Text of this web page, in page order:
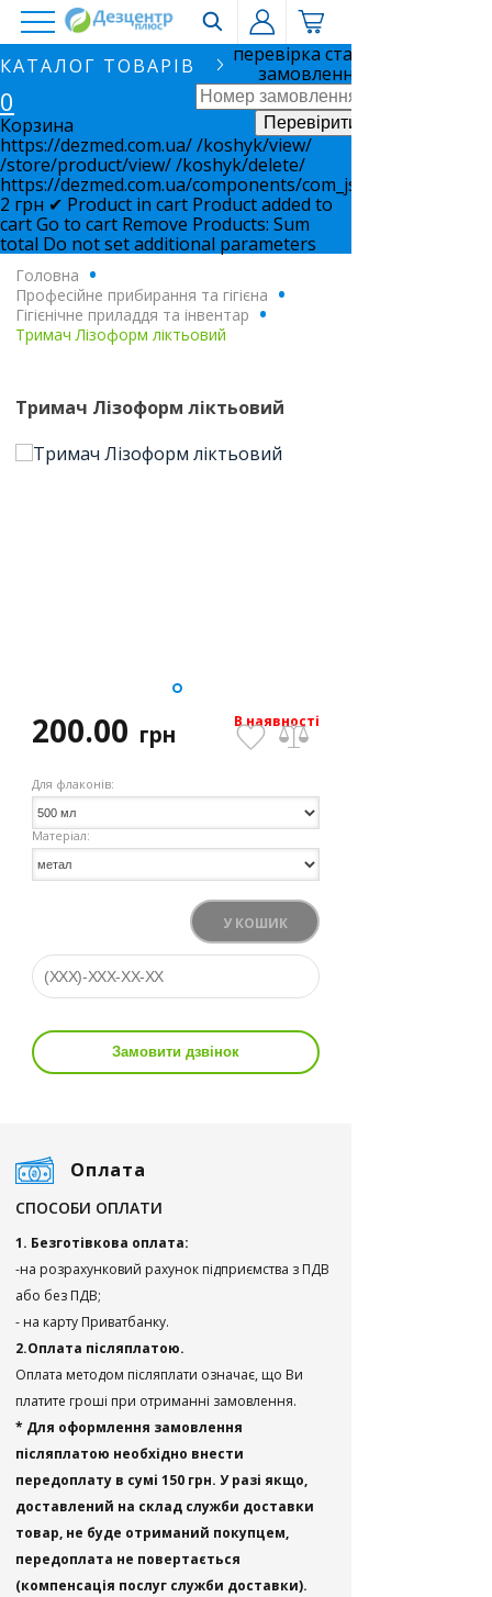
КАТАЛОГ ТОВАРІВ
перевірка статусу
замовлення
0
Корзина
https://dezmed.com.ua//koshyk/view/
/store/product/view//koshyk/delete/
https://dezmed.com.ua/components/com_jshopping/files/
2 грн ✔ Product in cart Product added to
cartGo to cart Remove Products: Sum
total Do not set additional parameters
Головна
.
Професійне прибирання та гігієна
.
Гігієнічне приладдя та інвентар
.
Тримач Лізоформ ліктьовий
Тримач Лізоформ ліктьовий
В наявності
200.00 грн
Для флаконів:
Матеріал:
У КОШИК
Замовити дзвінок
Оплата
СПОСОБИ ОПЛАТИ
1. Безготівкова оплата:
-на розрахунковий рахунок підприємства з ПДВ
або без ПДВ;
- на карту Приватбанку.
2.Оплата післяплатою.
Оплата методом післяплати означає, що Ви
платите гроші при отриманні замовлення.
* Для оформлення замовлення
післяплатою необхідно внести
передоплату в сумі 150 грн. У разі якщо,
доставлений на склад служби доставки
товар, не буде отриманий покупцем,
передоплата не повертається
(компенсація послуг служби доставки).